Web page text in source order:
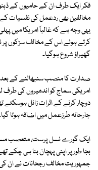
فکر ایک طرف ان کے حامیوں کے
مخالفین بھی ردعمل کی نفسیات
یہی وجہ ہے کہ غالباً امریکا میں
کرتے ہوئے اس کے مخالف سڑکوں پر
گھیراؤ شروع ہوگیا۔
صدارت کا منصب سنبھالنے کے بعد
امریکی سماج کو اندھیروں کی
دوچار کرنے کے اثرات زائل ہوسکتے
جارحانہ طرزعمل میں اضافہ ہوتا
ایک گورے نسل پرست، متعصب
بجا طور پر اپنی پہچان بنا ہی چکے
جمہوریت مخالف رجحانات نے ان